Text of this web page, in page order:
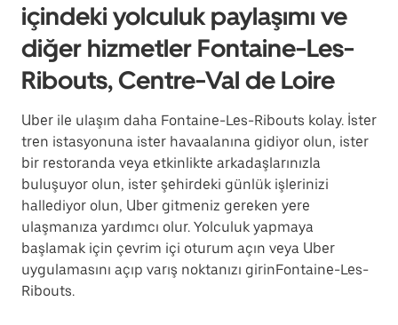
içindeki yolculuk paylaşımı ve
diğer hizmetler Fontaine-Les-
Ribouts, Centre-Val de Loire
Uber ile ulaşım daha Fontaine-Les-Ribouts kolay. İster
tren istasyonuna ister havaalanına gidiyor olun, ister
bir restoranda veya etkinlikte arkadaşlarınızla
buluşuyor olun, ister şehirdeki günlük işlerinizi
hallediyor olun, Uber gitmeniz gereken yere
ulaşmanıza yardımcı olur. Yolculuk yapmaya
başlamak için çevrim içi oturum açın veya Uber
uygulamasını açıp varış noktanızı girinFontaine-Les-
Ribouts.